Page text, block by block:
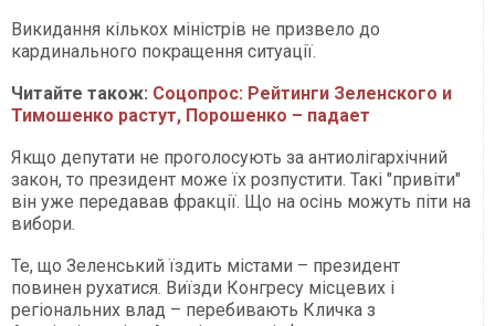
Викидання кількох міністрів не призвело до
кардинального покращення ситуації.
Читайте також: Соцопрос: Рейтинги Зеленского и
Тимошенко растут, Порошенко – падает
Якщо депутати не проголосують за антиолігархічний
закон, то президент може їх розпустити. Такі "привіти"
він уже передавав фракції. Що на осінь можуть піти на
вибори.
Те, що Зеленський їздить містами – президент
повинен рухатися. Виїзди Конгресу місцевих і
регіональних влад – перебивають Кличка з